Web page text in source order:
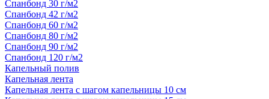
Спанбонд 30 г/м2
Спанбонд 42 г/м2
Спанбонд 60 г/м2
Спанбонд 80 г/м2
Спанбонд 90 г/м2
Спанбонд 120 г/м2
Капельный полив
Капельная лента
Капельная лента с шагом капельницы 10 см